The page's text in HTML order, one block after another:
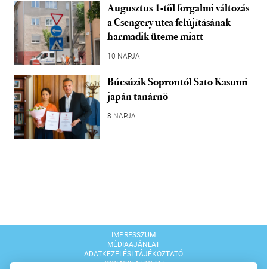
Augusztus 1-től forgalmi változás
a Csengery utca felújításának
harmadik üteme miatt
10 NAPJA
Búcsúzik Soprontól Sato Kasumi
japán tanárnő
8 NAPJA
IMPRESSZUM
MÉDIAAJÁNLAT
ADATKEZELÉSI TÁJÉKOZTATÓ
JOGI NYILATKOZAT